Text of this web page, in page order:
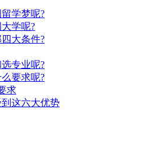
学梦呢?
学呢?
大条件?
专业呢?
要求呢?
求
这六大优势